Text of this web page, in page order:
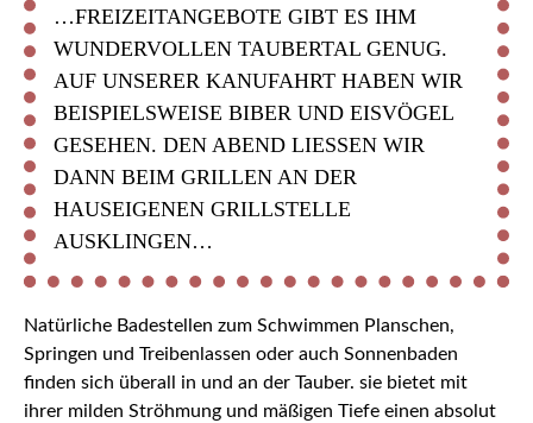
…FREIZEITANGEBOTE GIBT ES IHM
WUNDERVOLLEN TAUBERTAL GENUG.
AUF UNSERER KANUFAHRT HABEN WIR
BEISPIELSWEISE BIBER UND EISVÖGEL
GESEHEN. DEN ABEND LIESSEN WIR D
ANN BEIM GRILLEN AN DER H
AUSEIGENEN GRILLSTELLE A
USKLINGEN…
Natürliche Badestellen zum Schwimmen Planschen,
Springen und Treibenlassen oder auch Sonnenbaden
finden sich überall in und an der Tauber. sie bietet mit
ihrer milden Ströhmung und mäßigen Tiefe einen absolut